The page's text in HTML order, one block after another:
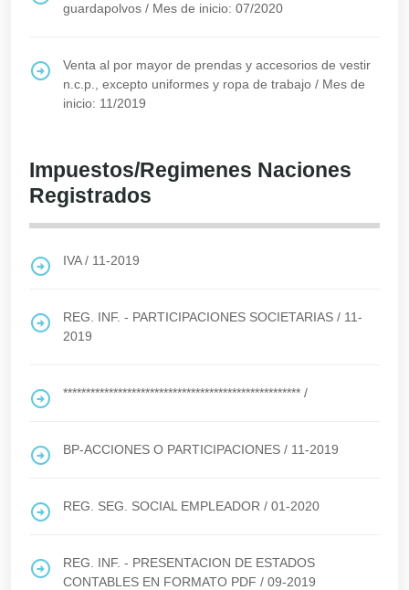
guardapolvos / Mes de inicio: 07/2020
Venta al por mayor de prendas y accesorios de vestir
n.c.p., excepto uniformes y ropa de trabajo / Mes de
inicio: 11/2019
Impuestos/Regimenes Naciones
Registrados
IVA/ 11-2019
REG. INF. - PARTICIPACIONES SOCIETARIAS / 11-
2019
**************************************************** /
BP-ACCIONES O PARTICIPACIONES / 11-2019
REG. SEG. SOCIAL EMPLEADOR / 01-2020
REG. INF. - PRESENTACION DE ESTADOS
CONTABLES EN FORMATO PDF / 09-2019